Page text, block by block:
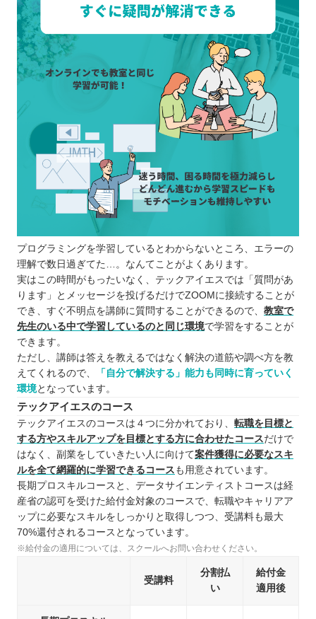
プログラミングを学習しているとわからないところ、エラーの
理解で数日過ぎてた…。なんてことがよくあります。
実はこの時間がもったいなく、テックアイエスでは「質問があ
ります」とメッセージを投げるだけでZOOMに接続することが
でき、すぐ不明点を講師に質問することができるので、 教室で
先生のいる中で学習しているのと同じ環境で学習をすることが
できます。
ただし、講師は答えを教えるではなく解決の道筋や調べ方を教
えてくれるので、
「自分で解決する」能力も同時に育っていく
環境となっています。
テックアイエスのコース
テックアイエスのコースは４つに分かれており、 転職を目標と
する方やスキルアップを目標とする方に合わせたコースだけで
はなく、副業をしていきたい人に向けて案件獲得に必要なスキ
ルを全て網羅的に学習できるコース も用意されています。
長期プロスキルコースと、データサイエンティストコースは経
産省の認可を受けた給付金対象のコースで、転職やキャリアア
ップに必要なスキルをしっかりと取得しつつ、受講料も最大
70%還付されるコースとなっています。
※給付金の適用については、スクールへお問い合わせください。
受講料
分割払
い
給付金
適用後